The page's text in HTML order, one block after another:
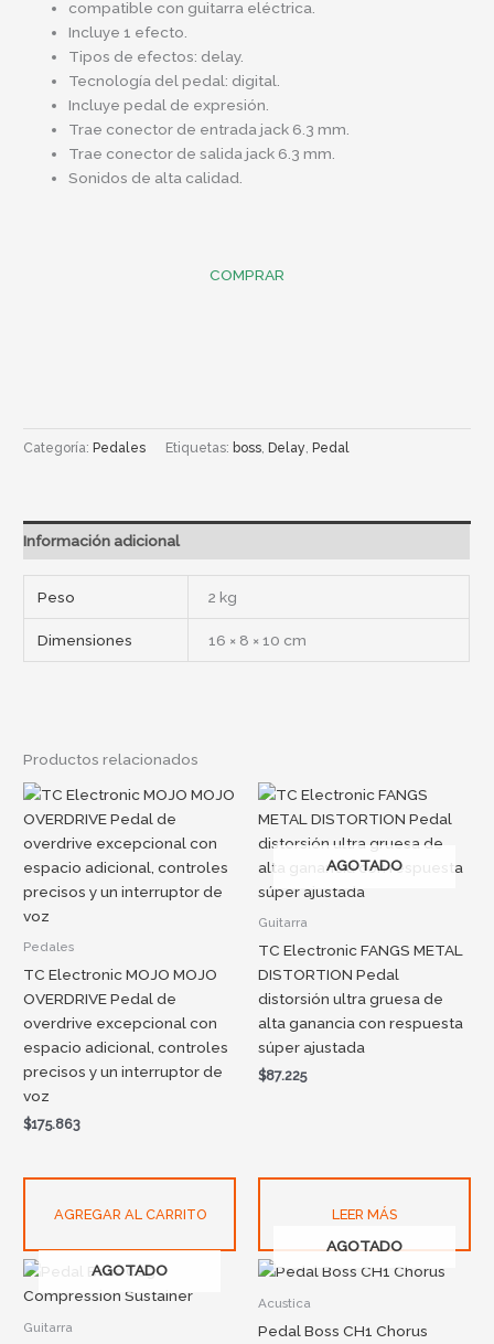
compatible con guitarra eléctrica.
Incluye 1 efecto.
Tipos de efectos: delay.
Tecnología del pedal: digital.
Incluye pedal de expresión.
Trae conector de entrada jack 6.3 mm.
Trae conector de salida jack 6.3 mm.
Sonidos de alta calidad.
COMPRAR
Categoría:Pedales Etiquetas: boss,Delay,Pedal
Información adicional
Peso 2 kg
Dimensiones 16 × 8 × 10 cm
Productos relacionados
Pedales
TC Electronic MOJO MOJO
OVERDRIVE Pedal de
overdrive excepcional con
espacio adicional, controles
precisos y un interruptor de
voz
$175.863
AGREGAR AL CARRITO
AGOTADO
Guitarra
TC Electronic FANGS METAL
DISTORTION Pedal
distorsión ultra gruesa de
alta ganancia con respuesta
súper ajustada
$87.225
LEER MÁS
AGOTADO
Guitarra
AGOTADO
Acustica
Pedal Boss CH1 Chorus